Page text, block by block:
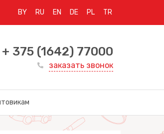
BY RU EN DE PL TR
+ 375 (1642) 77000
заказать звонок